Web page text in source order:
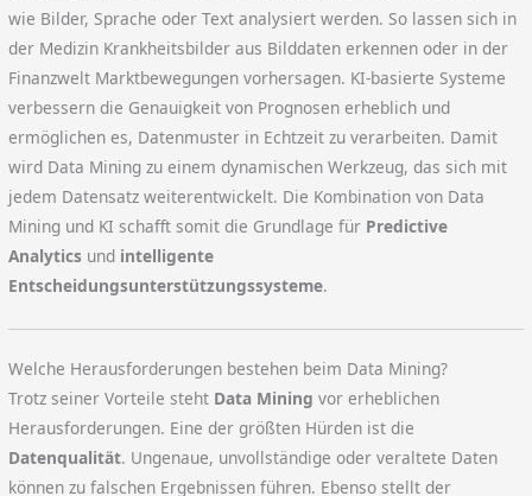
wie Bilder, Sprache oder Text analysiert werden. So lassen sich in
der Medizin Krankheitsbilder aus Bilddaten erkennen oder in der
Finanzwelt Marktbewegungen vorhersagen. KI-basierte Systeme
verbessern die Genauigkeit von Prognosen erheblich und
ermöglichen es, Datenmuster in Echtzeit zu verarbeiten. Damit
wird Data Mining zu einem dynamischen Werkzeug, das sich mit
jedem Datensatz weiterentwickelt. Die Kombination von Data
Mining und KI schafft somit die Grundlage für Predictive
Analytics und intelligente
Entscheidungsunterstützungssysteme.
Welche Herausforderungen bestehen beim Data Mining?
Trotz seiner Vorteile steht Data Mining vor erheblichen
Herausforderungen. Eine der größten Hürden ist die
Datenqualität. Ungenaue, unvollständige oder veraltete Daten
können zu falschen Ergebnissen führen. Ebenso stellt der